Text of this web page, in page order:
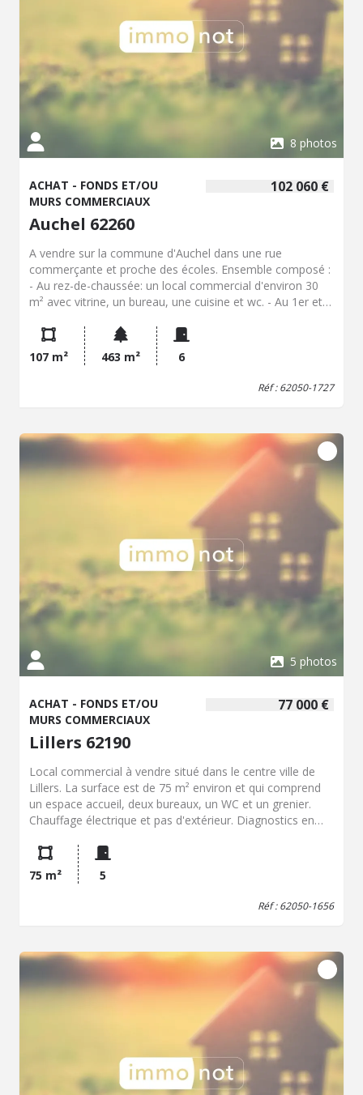
8 photos
102 060 €
ACHAT - FONDS ET/OU
MURS COMMERCIAUX
Auchel 62260
A vendre sur la commune d'Auchel dans une rue
commerçante et proche des écoles. Ensemble composé :
- Au rez-de-chaussée: un local commercial d'environ 30
m² avec vitrine, un bureau, une cuisine et wc. - Au 1er et
comprenant : séjour, cuisine, salle d'eau avec wc, un
bureau. Le 2ème étage est composé d'un palier
desservant 2 petites chambres. Le tout est chauffé au gaz
de ville. Dépendance avec accès sur le côté du local
107 m² 463 m² 6
Réf : 62050-1727
5 photos
77 000 €
ACHAT - FONDS ET/OU
MURS COMMERCIAUX
Lillers 62190
Local commercial à vendre situé dans le centre ville de
Lillers. La surface est de 75 m² environ et qui comprend
un espace accueil, deux bureaux, un WC et un grenier.
Chauffage électrique et pas d'extérieur. Diagnostics en
75 m² 5
Réf : 62050-1656